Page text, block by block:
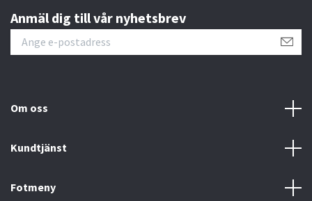
Anmäl dig till vår nyhetsbrev
Om oss
Kundtjänst
Fotmeny